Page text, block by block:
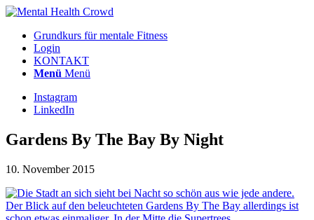
Grundkurs für mentale Fitness
Login
KONTAKT
Menü Menü
Instagram
LinkedIn
Gardens By The Bay By Night
10. November 2015